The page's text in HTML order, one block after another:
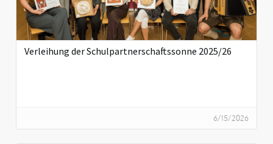
Verleihung der Schulpartnerschaftssonne 2025/26
6/15/2026